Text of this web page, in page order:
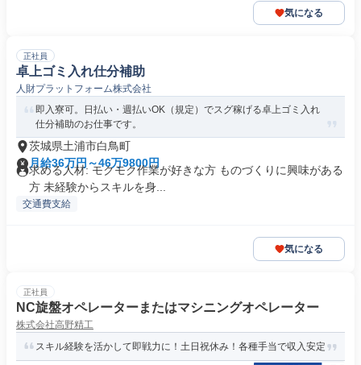
気になる
正社員
卓上ゴミ入れ仕分補助
人財プラットフォーム株式会社
即入寮可。日払い・週払いOK（規定）でスグ稼げる卓上ゴミ入れ
仕分補助のお仕事です。
茨城県土浦市白鳥町
月給36万円～46万9800円
求める人材: モクモク作業が好きな方 ものづくりに興味がある
方 未経験からスキルを身...
交通費支給
気になる
正社員
NC旋盤オペレーターまたはマシニングオペレーター
株式会社高野精工
スキル経験を活かして即戦力に！土日祝休み！各種手当で収入安定